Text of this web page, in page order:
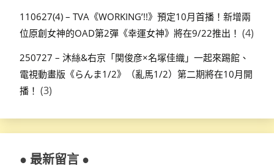
110627(4) – TVA《WORKING’!!》預定10月首播！新增兩
位原創女神的OAD第2彈《幸運女神》將在9/22推出！ (4)
250727 – 沐絲&右京「関俊彦×名塚佳織」一起來踢館、
電視動畫版《らんま1/2》（亂馬1/2）第二期將在10月開
播！ (3)
● 最新留言 ●